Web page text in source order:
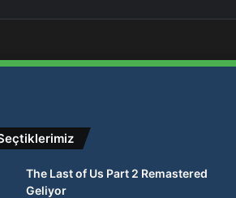
The Last of Us Part 2 Remastered
Geliyor